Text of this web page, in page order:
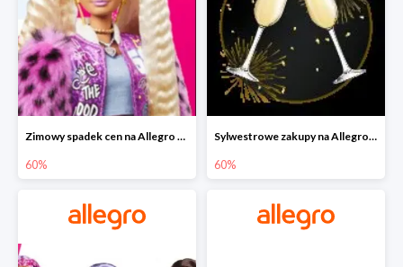
Zimowy spadek cen na Allegro - lalki Barbie do -60%
60%
Sylwestrowe zakupy na Allegro do -60%
60%